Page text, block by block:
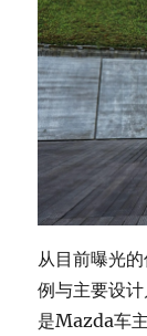
从目前曝光
例与主要设
是Mazda车